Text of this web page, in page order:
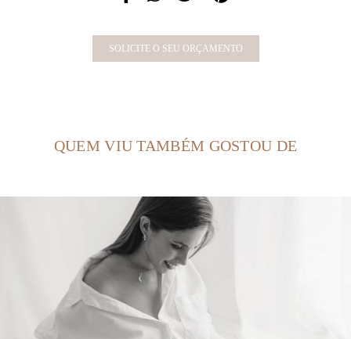
SOLICITE O SEU ORÇAMENTO
QUEM VIU TAMBÉM GOSTOU DE